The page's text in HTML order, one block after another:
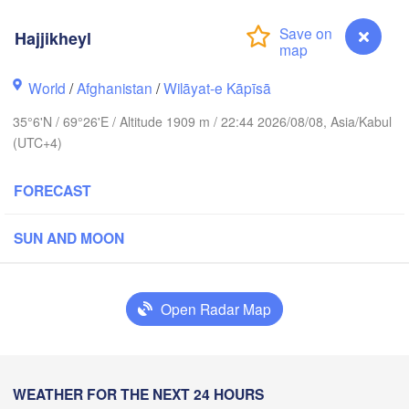
Hajjikheyl
World /Afghanistan /Wilāyat-e Kāpīsā
35°6'N / 69°26'E / Altitude 1909 m / 22:44 2026/08/08, Asia/Kabul
(UTC+4)
FORECAST
SUN AND MOON
Open Radar Map
WEATHER FOR THE NEXT 24 HOURS
مزار شريف
(Mazar i sharif)
Namangan
قندوز
(Kunduz)
(Khujand)
Hajjikheyl